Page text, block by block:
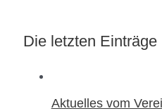
Die letzten Einträge
Aktuelles vom